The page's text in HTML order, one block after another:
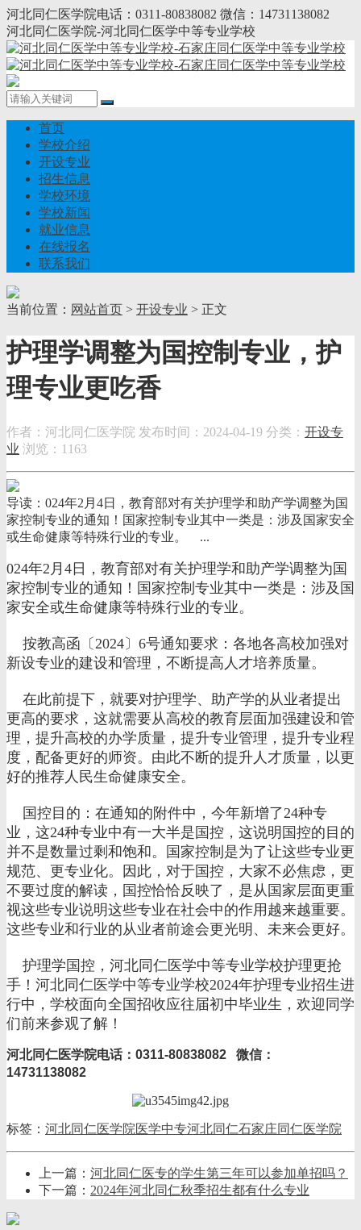
河北同仁医学院电话：0311-80838082 微信：14731138082
河北同仁医学院-河北同仁医学中等专业学校
首页
学校介绍
开设专业
招生信息
学校环境
学校新闻
就业信息
在线报名
联系我们
当前位置： 网站首页 > 开设专业 > 正文
护理学调整为国控制专业，护
理专业更吃香
作者：河北同仁医学院 发布时间：2024-04-19 分类： 开设专
业 浏览：1163
导读：024年2月4日，教育部对有关护理学和助产学调整为国
家控制专业的通知！国家控制专业其中一类是：涉及国家安全
或生命健康等特殊行业的专业。 ...
024年2月4日，教育部对有关护理学和助产学调整为国
家控制专业的通知！国家控制专业其中一类是：涉及国
家安全或生命健康等特殊行业的专业。
按教高函〔2024〕6号通知要求：各地各高校加强对
新设专业的建设和管理，不断提高人才培养质量。
在此前提下，就要对护理学、助产学的从业者提出
更高的要求，这就需要从高校的教育层面加强建设和管
理，提升高校的办学质量，提升专业管理，提升专业程
度，配备更好的师资。由此不断的提升人才质量，以更
好的推荐人民生命健康安全。
国控目的：在通知的附件中，今年新增了24种专
业，这24种专业中有一大半是国控，这说明国控的目的
并不是数量过剩和饱和。国家控制是为了让这些专业更
规范、更专业化。因此，对于国控，大家不必焦虑，更
不要过度的解读，国控恰恰反映了，是从国家层面更重
视这些专业说明这些专业在社会中的作用越来越重要。
这些专业和行业的从业者前途会更光明、未来会更好。
护理学国控，河北同仁医学中等专业学校护理更抢
手！河北同仁医学中等专业学校2024年护理专业招生进
行中，学校面向全国招收应往届初中毕业生，欢迎同学
们前来参观了解！
河北同仁医学院电话：0311-80838082 微信：
14731138082
标签： 河北同仁医学院医学中专河北同仁石家庄同仁医学院
上一篇： 河北同仁医专的学生第三年可以参加单招吗？
下一篇： 2024年河北同仁秋季招生都有什么专业